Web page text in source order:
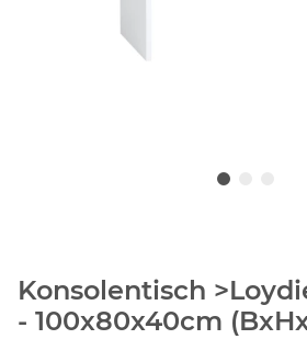
Konsolentisch
- 100x80x40cm